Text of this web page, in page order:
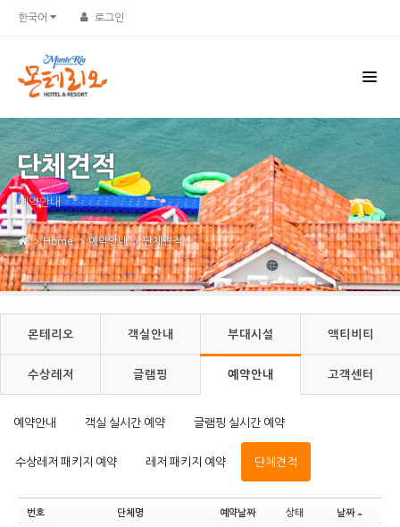
한국어 로그인
단체견적
예약안내
Home 예약안내 단체견적
몬테리오 객실안내 부대시설 액티비티
수상레저 글램핑 예약안내 고객센터
예약안내 객실 실시간 예약 글램핑 실시간 예약
수상레저 패키지 예약 레저 패키지 예약 단체견적
번호 단체명 예약날짜 상태 날짜
Sketchbook5, 스케치북5